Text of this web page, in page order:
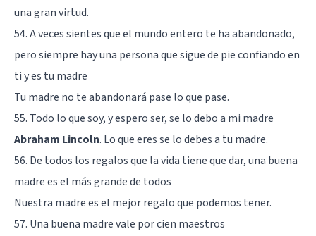
una gran virtud.
54. A veces sientes que el mundo entero te ha abandonado,
pero siempre hay una persona que sigue de pie confiando en
ti y es tu madre
Tu madre no te abandonará pase lo que pase.
55. Todo lo que soy, y espero ser, se lo debo a mi madre
Abraham Lincoln. Lo que eres se lo debes a tu madre.
56. De todos los regalos que la vida tiene que dar, una buena
madre es el más grande de todos
Nuestra madre es el mejor regalo que podemos tener.
57. Una buena madre vale por cien maestros